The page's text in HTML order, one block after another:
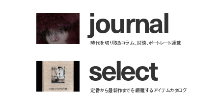
journal
時代を切り取るコラム、対談、ポートレート連載
select
定番から最新作までを網羅するアイテムカタログ